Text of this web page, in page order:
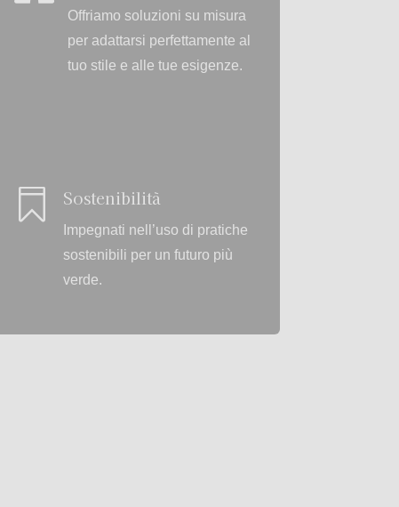
Offriamo soluzioni su misura
per adattarsi perfettamente al
tuo stile e alle tue esigenze.
 Sostenibilità
Impegnati nell’uso di pratiche
sostenibili per un futuro più
verde.